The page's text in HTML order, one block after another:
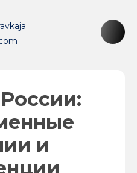
и